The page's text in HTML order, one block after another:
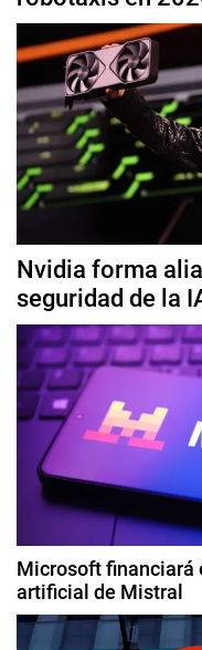
Nvidia forma
seguridad de la
Microsoft financiará
artificial de Mistral